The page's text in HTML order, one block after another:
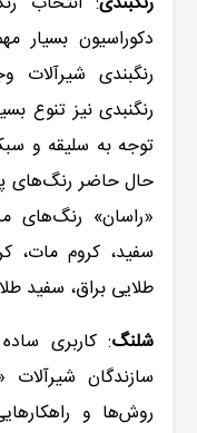
دکوراسیون بسیار
رنگبندی شیرآلات
رنگنبدی نیز تنوع
توجه به سلیقه و
حال حاضر رنگ‌های
«راسان» رنگ‌های
سفید، کروم مات،
طلایی براق، سفید
شلنگ:کاربری
سازندگان
روش‌ها و